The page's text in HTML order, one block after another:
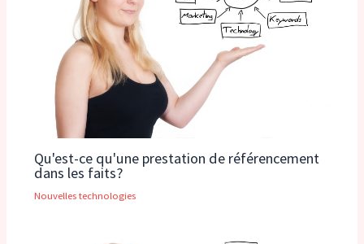
Qu'est-ce qu'une prestation de référencement
dans les faits?
Nouvelles technologies